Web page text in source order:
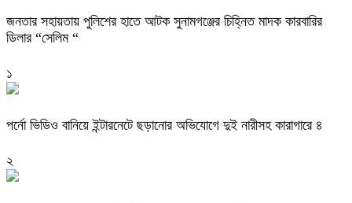
জনতার সহায়তায় পুলিশের হাতে আটক সুনামগঞ্জের চিহ্নিত মাদক কারবারির
ডিলার “সেলিম “
১
পর্নো ভিডিও বানিয়ে ইন্টারনেটে ছড়ানোর অভিযোগে দুই নারীসহ কারাগারে ৪
২